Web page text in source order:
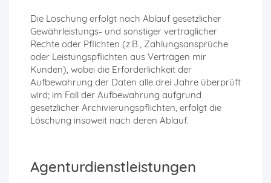
Die Löschung erfolgt nach Ablauf gesetzlicher
Gewährleistungs- und sonstiger vertraglicher
Rechte oder Pflichten (z.B., Zahlungsansprüche
oder Leistungspflichten aus Verträgen mir
Kunden), wobei die Erforderlichkeit der
Aufbewahrung der Daten alle drei Jahre überprüft
wird; im Fall der Aufbewahrung aufgrund
gesetzlicher Archivierungspflichten, erfolgt die
Löschung insoweit nach deren Ablauf.
Agenturdienstleistungen